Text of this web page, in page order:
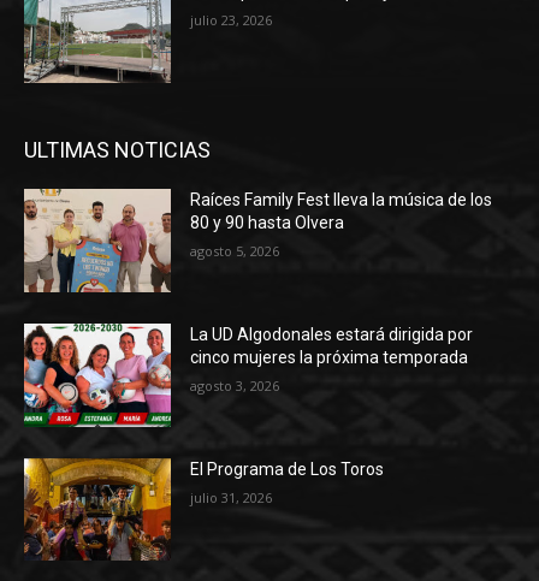
julio 23, 2026
ULTIMAS NOTICIAS
Raíces Family Fest lleva la música de los
80 y 90 hasta Olvera
agosto 5, 2026
La UD Algodonales estará dirigida por
cinco mujeres la próxima temporada
agosto 3, 2026
El Programa de Los Toros
julio 31, 2026